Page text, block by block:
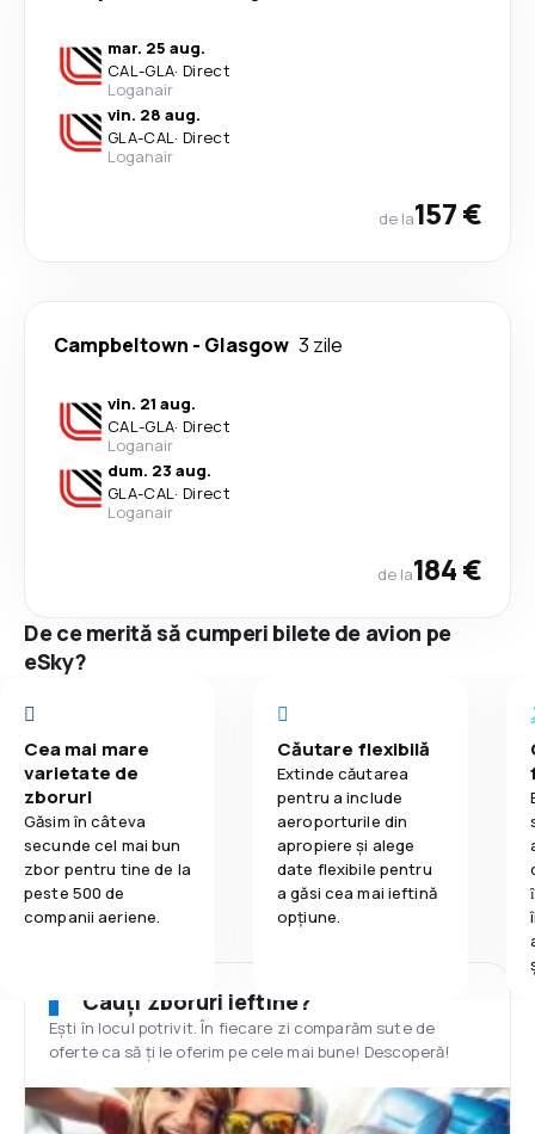
mar. 25 aug.
CAL-GLA· Direct
Loganair
vin. 28 aug.
GLA-CAL· Direct
Loganair
de la157 €
Campbeltown - Glasgow 3 zile
vin. 21 aug.
CAL-GLA· Direct
Loganair
dum. 23 aug.
GLA-CAL· Direct
Loganair
de la184 €
De ce merită să cumperi bilete de avion pe
eSky?
Cea mai mare
varietate de
zboruri
Găsim în câteva
secunde cel mai bun
zbor pentru tine de la
peste 500 de
companii aeriene.
Căutare flexibilă
Extinde căutarea
pentru a include
aeroporturile din
apropiere și alege
date flexibile pentru
a găsi cea mai ieftină
opțiune.
Cauți zboruri ieftine?
Ești în locul potrivit. În fiecare zi comparăm sute de
oferte ca să ți le oferim pe cele mai bune! Descoperă!